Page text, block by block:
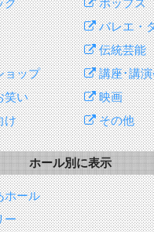
ク
ポップス
バレエ・
伝統芸能
ョップ
講座･講演
笑い
映画
け
その他
ホール別に表示
ホール
ー